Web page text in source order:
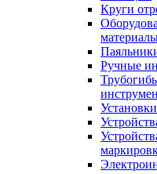
Круги
Ручные